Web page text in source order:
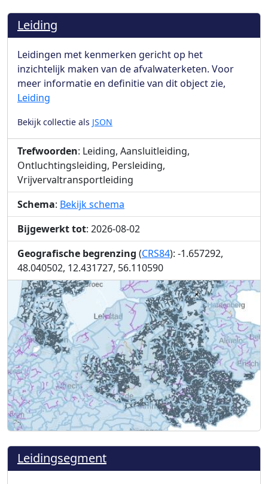
Leiding
Leidingen met kenmerken gericht op het
inzichtelijk maken van de afvalwaterketen. Voor
meer informatie en definitie van dit object zie,
Leiding
Bekijk collectie als JSON
Trefwoorden: Leiding, Aansluitleiding,
Ontluchtingsleiding, Persleiding,
Vrijvervaltransportleiding
Schema: Bekijk schema
Bijgewerkt tot: 2026-08-02
Geografische begrenzing (CRS84): -1.657292,
48.040502, 12.431727, 56.110590
Leidingsegment